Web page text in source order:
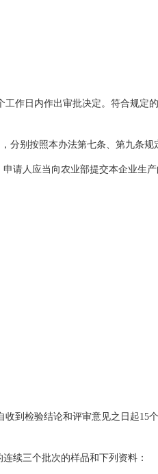
日内作出审批决定。符合规定
按照本办法第七条、第九条规
请人应当向农业部提交本企业生
检验结论和评审意见之日起15
续三个批次的样品和下列资料：